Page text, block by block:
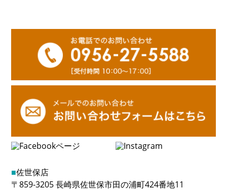
■佐世保店
〒859-3205 長崎県佐世保市田の浦町424番地11